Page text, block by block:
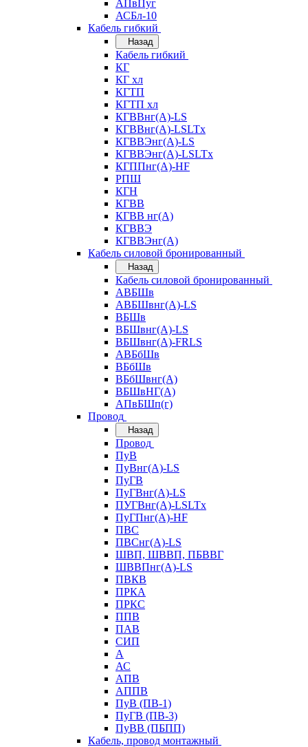
АПвПуг
АСБл-10
Кабель гибкий
Назад
Кабель гибкий
КГ
КГ хл
КГТП
КГТП хл
КГВВнг(А)-LS
КГВВнг(А)-LSLTx
КГВВЭнг(А)-LS
КГВВЭнг(А)-LSLTx
КГППнг(А)-HF
РПШ
КГН
КГВВ
КГВВ нг(А)
КГВВЭ
КГВВЭнг(А)
Кабель силовой бронированный
Назад
Кабель силовой бронированный
АВБШв
АВБШвнг(А)-LS
ВБШв
ВБШвнг(А)-LS
ВБШвнг(А)-FRLS
АВБбШв
ВБбШв
ВБбШвнг(А)
ВБШвНГ(А)
АПвБШп(г)
Провод
Назад
Провод
ПуВ
ПуВнг(А)-LS
ПуГВ
ПуГВнг(А)-LS
ПУГВнг(А)-LSLTx
ПуГПнг(А)-HF
ПВС
ПВСнг(А)-LS
ШВП, ШВВП, ПБВВГ
ШВВПнг(А)-LS
ПВКВ
ПРКА
ПРКС
ППВ
ПАВ
СИП
А
АС
АПВ
АППВ
ПуВ (ПВ-1)
ПуГВ (ПВ-3)
ПуВВ (ПБПП)
Кабель, провод монтажный